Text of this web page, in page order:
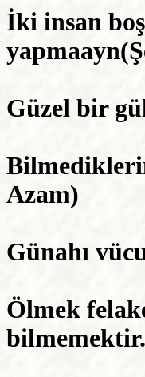
İki insan
Güzel bir
Azam)
Günahı
Ölmek